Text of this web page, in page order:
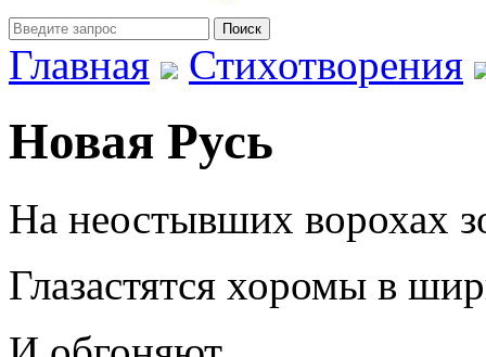
Главная
Стихотворения
Новая Русь
На неостывших ворохах
Глазастятся хоромы в